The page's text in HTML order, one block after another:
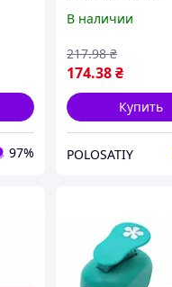
97%
В наличии
174.38 ₴
217.98 ₴
Купить
POLOSATIY